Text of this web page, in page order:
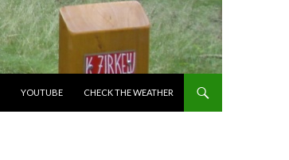
YOUTUBE CHECK THE WEATHER